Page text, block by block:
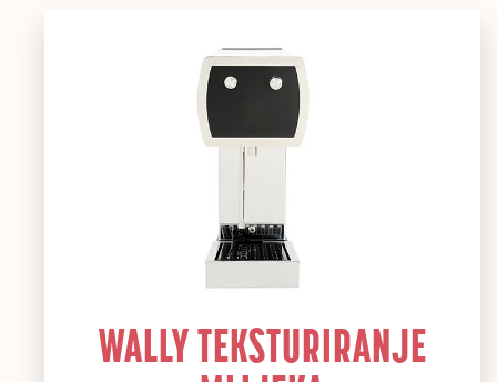
WALLY TEKSTURIRANJE